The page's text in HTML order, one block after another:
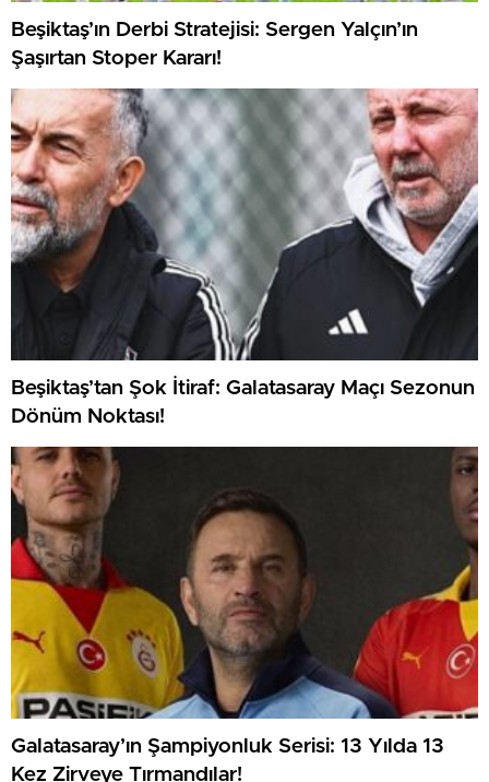
Beşiktaş’ın Derbi Stratejisi: Sergen Yalçın’ın
Şaşırtan Stoper Kararı!
Beşiktaş’tan Şok İtiraf: Galatasaray Maçı Sezonun
Dönüm Noktası!
Galatasaray’ın Şampiyonluk Serisi: 13 Yılda 13
Kez Zirveye Tırmandılar!